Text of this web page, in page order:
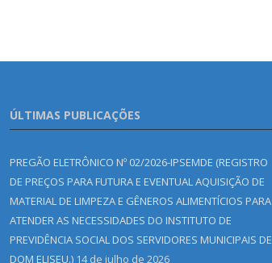
ÚLTIMAS PUBLICAÇÕES
PREGÃO ELETRÔNICO Nº 02/2026-IPSEMDE (REGISTRO
DE PREÇOS PARA FUTURA E EVENTUAL AQUISIÇÃO DE
MATERIAL DE LIMPEZA E GÊNEROS ALIMENTÍCIOS PARA
ATENDER AS NECESSIDADES DO INSTITUTO DE
PREVIDÊNCIA SOCIAL DOS SERVIDORES MUNICIPAIS DE
DOM ELISEU.) 14 de julho de 2026